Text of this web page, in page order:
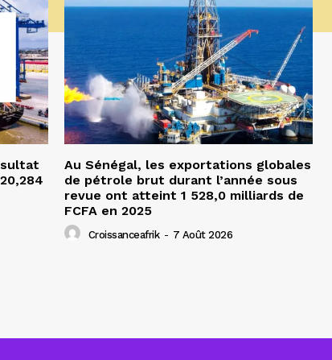
Au Sénégal, les exportations globales
de pétrole brut durant l’année sous
revue ont atteint 1 528,0 milliards de
FCFA en 2025
Croissanceafrik - 7 Août 2026